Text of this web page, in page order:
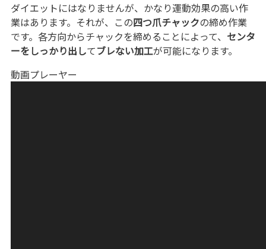
ダイエットにはなりませんが、かなり運動効果の高い作
業はあります。それが、この四つ爪チャックの締め作業
です。各方向からチャックを締めることによって、 センタ
ーをしっかり出してブレない加工が可能になります。
動画プレーヤー